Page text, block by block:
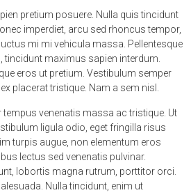
pretium posuere. Nulla quis tincidunt
imperdiet, arcu sed rhoncus tempor,
mi mi vehicula massa. Pellentesque
tincidunt maximus sapien interdum.
eros ut pretium. Vestibulum semper
placerat tristique. Nam a sem nisl.
tempus venenatis massa ac tristique. Ut
ligula odio, eget fringilla risus
turpis augue, non elementum eros
lectus sed venenatis pulvinar.
lobortis magna rutrum, porttitor orci.
Nulla tincidunt, enim ut